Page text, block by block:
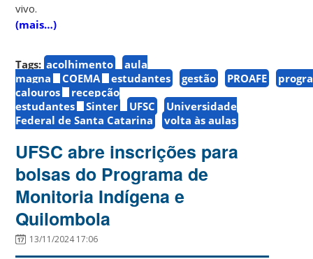
vivo.
(mais…)
Tags: acolhimento
aula
magna
COEMA estudantes gestão PROAFE
calouros
recepção
estudantes
Sinter UFSC
Universidade
Federal de Santa Catarina
volta às aulas
UFSC abre inscrições para
bolsas do Programa de
Monitoria Indígena e
Quilombola
13/11/2024 17:06